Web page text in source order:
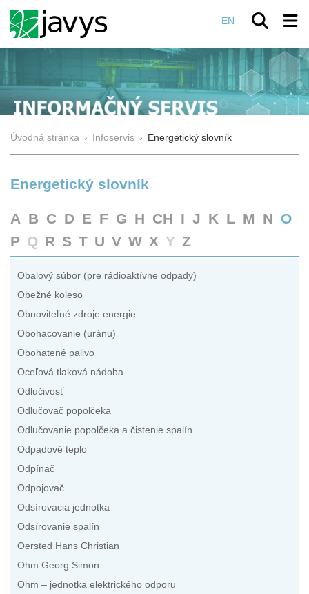
EN
Úvodná stránka › Infoservis › Energetický slovník
Energetický slovník
A B C D E F G H CH I J K L M N O
P Q R S T U V W X Y Z
Obalový súbor (pre rádioaktívne odpady)
Obežné koleso
Obnoviteľné zdroje energie
Obohacovanie (uránu)
Obohatené palivo
Oceľová tlaková nádoba
Odlučivosť
Odlučovač popolčeka
Odlučovanie popolčeka a čistenie spalín
Odpadové teplo
Odpínač
Odpojovač
Odsírovacia jednotka
Odsírovanie spalín
Oersted Hans Christian
Ohm Georg Simon
Ohm – jednotka elektrického odporu